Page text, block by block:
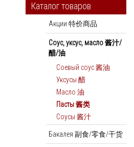
Каталог товаров
Акции 特价商品
Соус, уксус, масло 酱汁/
醋/油
Соевый соус 酱油
Уксусы 醋
Масло 油
Пасты 酱类
Соусы 酱汁
Бакалея 副食/零食/干货